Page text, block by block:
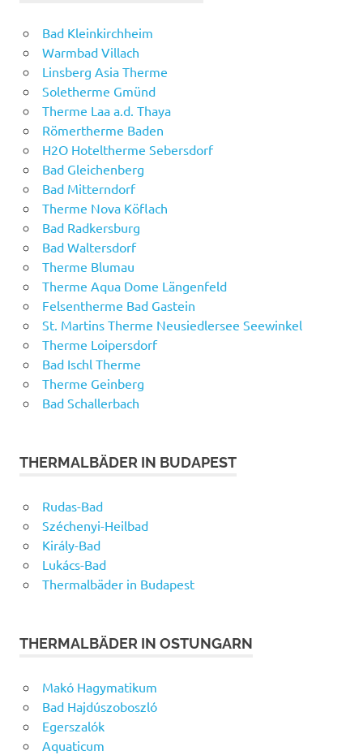
Bad Kleinkirchheim
Warmbad Villach
Linsberg Asia Therme
Soletherme Gmünd
Therme Laa a.d. Thaya
Römertherme Baden
H2O Hoteltherme Sebersdorf
Bad Gleichenberg
Bad Mitterndorf
Therme Nova Köflach
Bad Radkersburg
Bad Waltersdorf
Therme Blumau
Therme Aqua Dome Längenfeld
Felsentherme Bad Gastein
St. Martins Therme Neusiedlersee Seewinkel
Therme Loipersdorf
Bad Ischl Therme
Therme Geinberg
Bad Schallerbach
THERMALBÄDER IN BUDAPEST
Rudas-Bad
Széchenyi-Heilbad
Király-Bad
Lukács-Bad
Thermalbäder in Budapest
THERMALBÄDER IN OSTUNGARN
Makó Hagymatikum
Bad Hajdúszoboszló
Egerszalók
Aquaticum